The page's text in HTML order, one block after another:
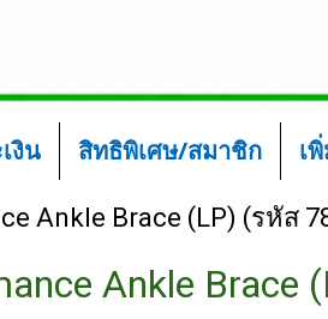
งิน สิทธิพิเศษ/สมาชิก เ
Ankle Brace (LP) (รหัส
Ankle Brace